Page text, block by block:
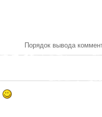
Порядок вывода